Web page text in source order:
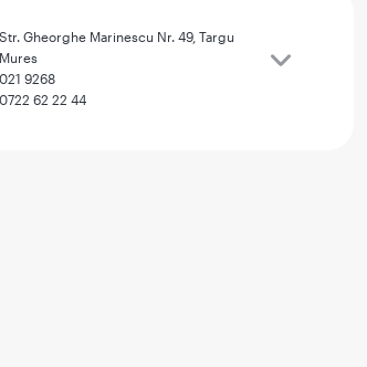
Str. Gheorghe Marinescu Nr. 49, Targu
Mures
021 9268
0722 62 22 44